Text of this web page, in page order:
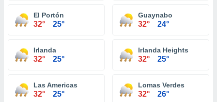
El Portón
32° 25°
Guaynabo
32° 24°
Irlanda
32° 25°
Irlanda Heights
32° 25°
Las Americas
32° 25°
Lomas Verdes
32° 26°